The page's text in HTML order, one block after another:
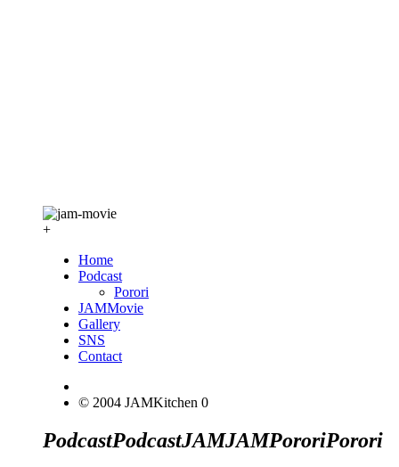
+
Home
Podcast
Porori
JAMMovie
Gallery
SNS
Contact
© 2004 JAMKitchen 0
PodcastPodcastJAMJAMPororiPorori